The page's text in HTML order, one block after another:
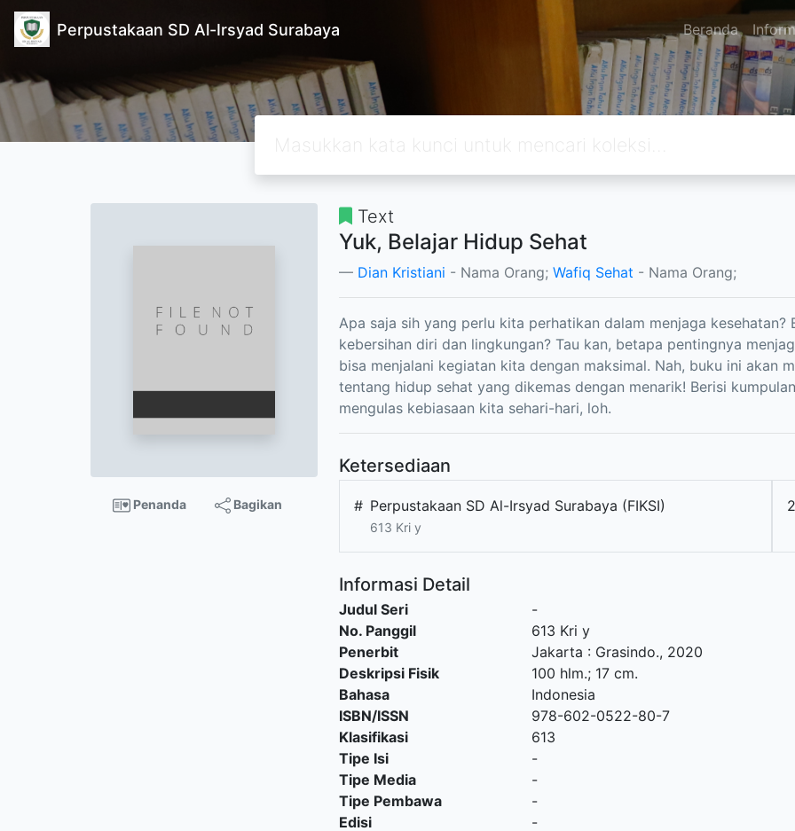
Perpustakaan SD Al-Irsyad Surabaya Beranda
Penanda Bagikan
Text
Yuk, Belajar Hidup Sehat
Dian Kristiani - Nama Orang; Wafiq Sehat - Nama Orang;
Apa saja sih yang perlu kita perhatikan dalam menjaga kesehatan?
kebersihan diri dan lingkungan? Tau kan, betapa pentingnya
bisa menjalani kegiatan kita dengan maksimal. Nah, buku ini akan
tentang hidup sehat yang dikemas dengan menarik! Berisi
mengulas kebiasaan kita sehari-hari, loh.
Ketersediaan
# Perpustakaan SD Al-Irsyad Surabaya (FIKSI)
613 Kri y
Informasi Detail
Judul Seri
-
No. Panggil
613 Kri y
Penerbit
Jakarta : Grasindo., 2020
Deskripsi Fisik
100 hlm.; 17 cm.
Bahasa
Indonesia
ISBN/ISSN
978-602-0522-80-7
Klasifikasi
613
Tipe Isi
-
Tipe Media
-
Tipe Pembawa
-
Edisi
-